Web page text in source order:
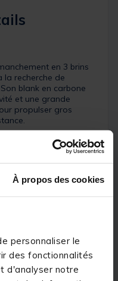
À propos des cookies
personnaliser le
des fonctionnalités
d'analyser notre
en 3 brins
la recherche de
blank en carbone
et une grande
propulser gros
antichoc et d’une
assurant
Son porte-
un maintien sûr
fluidité.
puissant,
fortes, ainsi que